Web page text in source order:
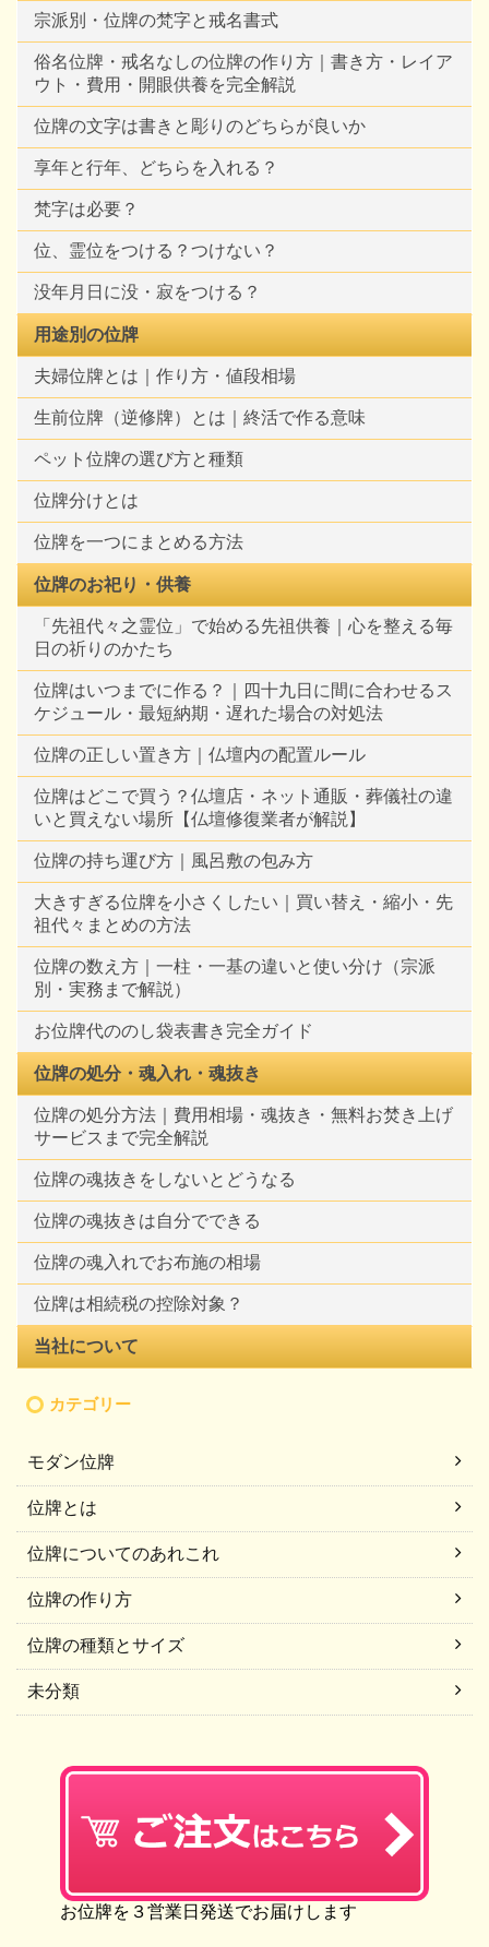
宗派別・位牌の梵字と戒名書式
俗名位牌・戒名なしの位牌の作り方｜書き方・レイア
ウト・費用・開眼供養を完全解説
位牌の文字は書きと彫りのどちらが良いか
享年と行年、どちらを入れる？
梵字は必要？
位、霊位をつける？つけない？
没年月日に没・寂をつける？
用途別の位牌
夫婦位牌とは｜作り方・値段相場
生前位牌（逆修牌）とは｜終活で作る意味
ペット位牌の選び方と種類
位牌分けとは
位牌を一つにまとめる方法
位牌のお祀り・供養
「先祖代々之霊位」で始める先祖供養｜心を整える毎
日の祈りのかたち
位牌はいつまでに作る？｜四十九日に間に合わせるス
ケジュール・最短納期・遅れた場合の対処法
位牌の正しい置き方｜仏壇内の配置ルール
位牌はどこで買う？仏壇店・ネット通販・葬儀社の違
いと買えない場所【仏壇修復業者が解説】
位牌の持ち運び方｜風呂敷の包み方
大きすぎる位牌を小さくしたい｜買い替え・縮小・先
祖代々まとめの方法
位牌の数え方｜一柱・一基の違いと使い分け（宗派
別・実務まで解説）
お位牌代ののし袋表書き完全ガイド
位牌の処分・魂入れ・魂抜き
位牌の処分方法｜費用相場・魂抜き・無料お焚き上げ
サービスまで完全解説
位牌の魂抜きをしないとどうなる
位牌の魂抜きは自分でできる
位牌の魂入れでお布施の相場
位牌は相続税の控除対象？
当社について
カテゴリー
モダン位牌
位牌とは
位牌についてのあれこれ
位牌の作り方
位牌の種類とサイズ
未分類
お位牌を３営業日発送でお届けします